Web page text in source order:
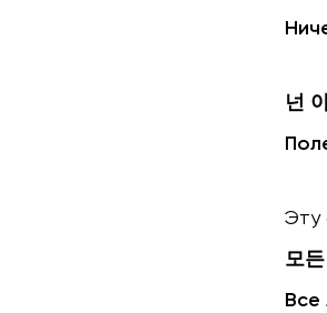
넌
Эту
모